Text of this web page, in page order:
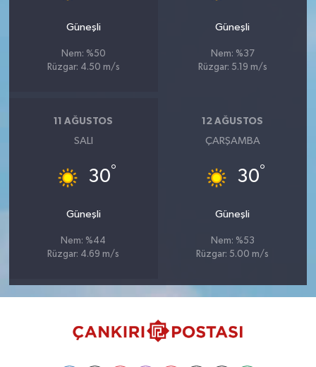
Güneşli
Nem: %50
Rüzgar: 4.50 m/s
Güneşli
Nem: %37
Rüzgar: 5.19 m/s
11 AĞUSTOS
SALI
30°
Güneşli
Nem: %44
Rüzgar: 4.69 m/s
12 AĞUSTOS
ÇARŞAMBA
30°
Güneşli
Nem: %53
Rüzgar: 5.00 m/s